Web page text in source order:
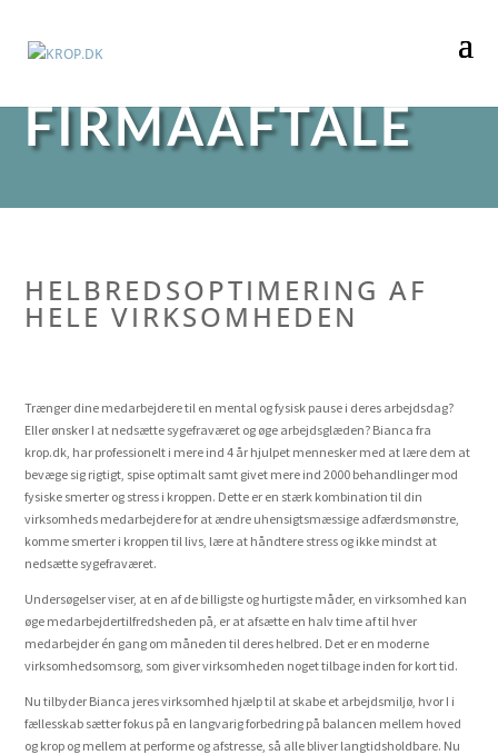
FIRMAAFTALE
HELBREDSOPTIMERING AF
HELE VIRKSOMHEDEN
Trænger dine medarbejdere til en mental og fysisk pause i deres arbejdsdag?
Eller ønsker I at nedsætte sygefraværet og øge arbejdsglæden? Bianca fra
krop.dk, har professionelt i mere ind 4 år hjulpet mennesker med at lære dem at
bevæge sig rigtigt, spise optimalt samt givet mere ind 2000 behandlinger mod
fysiske smerter og stress i kroppen. Dette er en stærk kombination til din
virksomheds medarbejdere for at ændre uhensigtsmæssige adfærdsmønstre,
komme smerter i kroppen til livs, lære at håndtere stress og ikke mindst at
nedsætte sygefraværet.
Undersøgelser viser, at en af de billigste og hurtigste måder, en virksomhed kan
øge medarbejdertilfredsheden på, er at afsætte en halv time af til hver
medarbejder én gang om måneden til deres helbred. Det er en moderne
virksomhedsomsorg, som giver virksomheden noget tilbage inden for kort tid.
Nu tilbyder Bianca jeres virksomhed hjælp til at skabe et arbejdsmiljø, hvor I i
fællesskab sætter fokus på en langvarig forbedring på balancen mellem hoved
og krop og mellem at performe og afstresse, så alle bliver langtidsholdbare. Nu